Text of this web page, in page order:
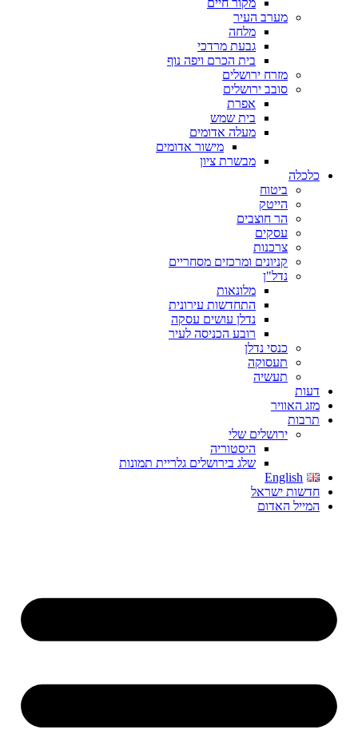
מקור חיים
מערב העיר
מלחה
גבעת מרדכי
בית הכרם ויפה נוף
מזרח ירושלים
סובב ירושלים
אפרת
בית שמש
מעלה אדומים
מישור אדומים
מבשרת ציון
כלכלה
ביטוח
הייטק
הר חוצבים
עסקים
צרכנות
קניונים ומרכזים מסחריים
נדל"ן
מלונאות
התחדשות עירונית
נדלן עושים עסקה
רובע הכניסה לעיר
כנסי נדלן
תעסוקה
תעשיה
דעות
מזג האוויר
תרבות
ירושלים שלי
היסטוריה
שלג בירושלים גלריית תמונות
English
חדשות ישראל
המייל האדום